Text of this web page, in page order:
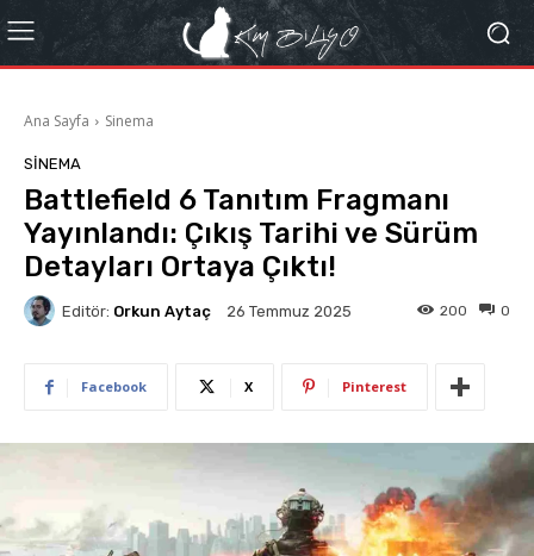
Ana Sayfa Sinema
SINEMA
Battlefield 6 Tanıtım Fragmanı
Yayınlandı: Çıkış Tarihi ve Sürüm
Detayları Ortaya Çıktı!
Editör: Orkun Aytaç 26 Temmuz 2025 0
200
Facebook X Pinterest